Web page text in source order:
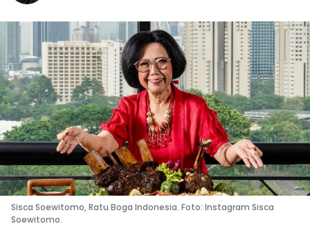
Sisca Soewitomo, Ratu Boga Indonesia. Foto: Instagram Sisca
Soewitomo.